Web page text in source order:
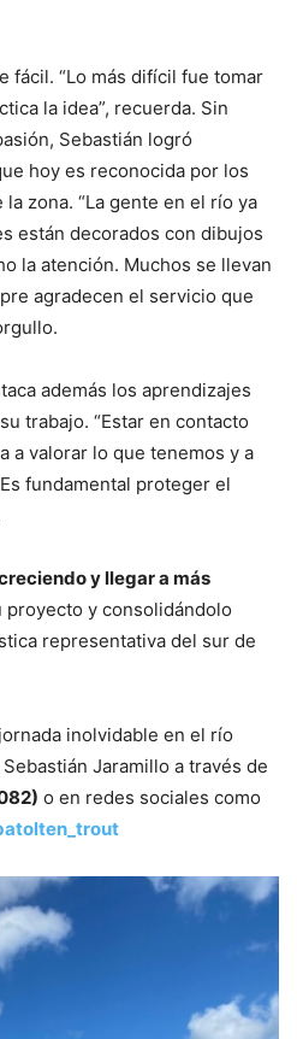
fácil. “Lo más difícil fue tomar
la idea”, recuerda. Sin
Sebastián logró
hoy es reconocida por los
zona. “La gente en el río ya
están decorados con dibujos
la atención. Muchos se llevan
agradecen el servicio que
además los aprendizajes
trabajo. “Estar en contacto
a valorar lo que tenemos y a
fundamental proteger el
y llegar a más
proyecto y consolidándolo
representativa del sur de
inolvidable en el río
Jaramillo a través de
o en redes sociales como